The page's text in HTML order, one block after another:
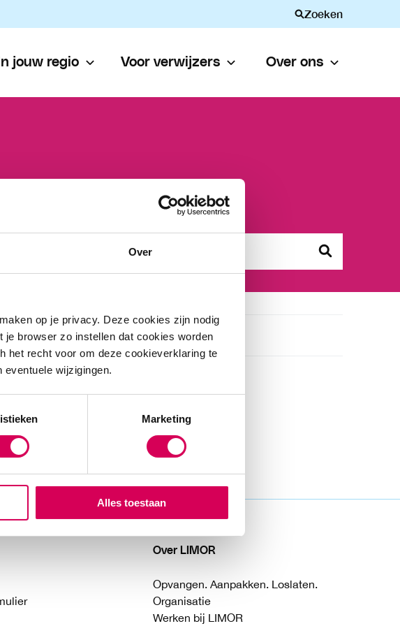
Over
op je privacy. Deze cookies zijn nodig
browser zo instellen dat cookies worden
het recht voor om deze cookieverklaring te
wijzigingen.
Marketing
Alles toestaan
Zoeken
In jouw regio Voor verwijzers Over ons
Over LIMOR
Opvangen. Aanpakken. Loslaten.
Organisatie
Werken bij LIMOR